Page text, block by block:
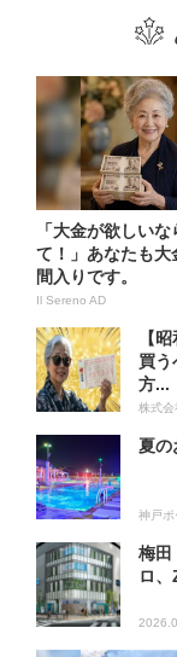
「大金が欲しいな
て！」あなたも大
間入りです。
Il Sereno AD
【
買う
方...
株式会
夏の
神戸
梅田
ロ